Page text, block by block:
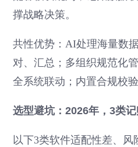
撑战略决策。
共性优势：AI处理海量数
对、汇总；多组织规范化
全系统联动；内置合规校
选型避坑：2026年，3类
以下3类软件适配性差、风